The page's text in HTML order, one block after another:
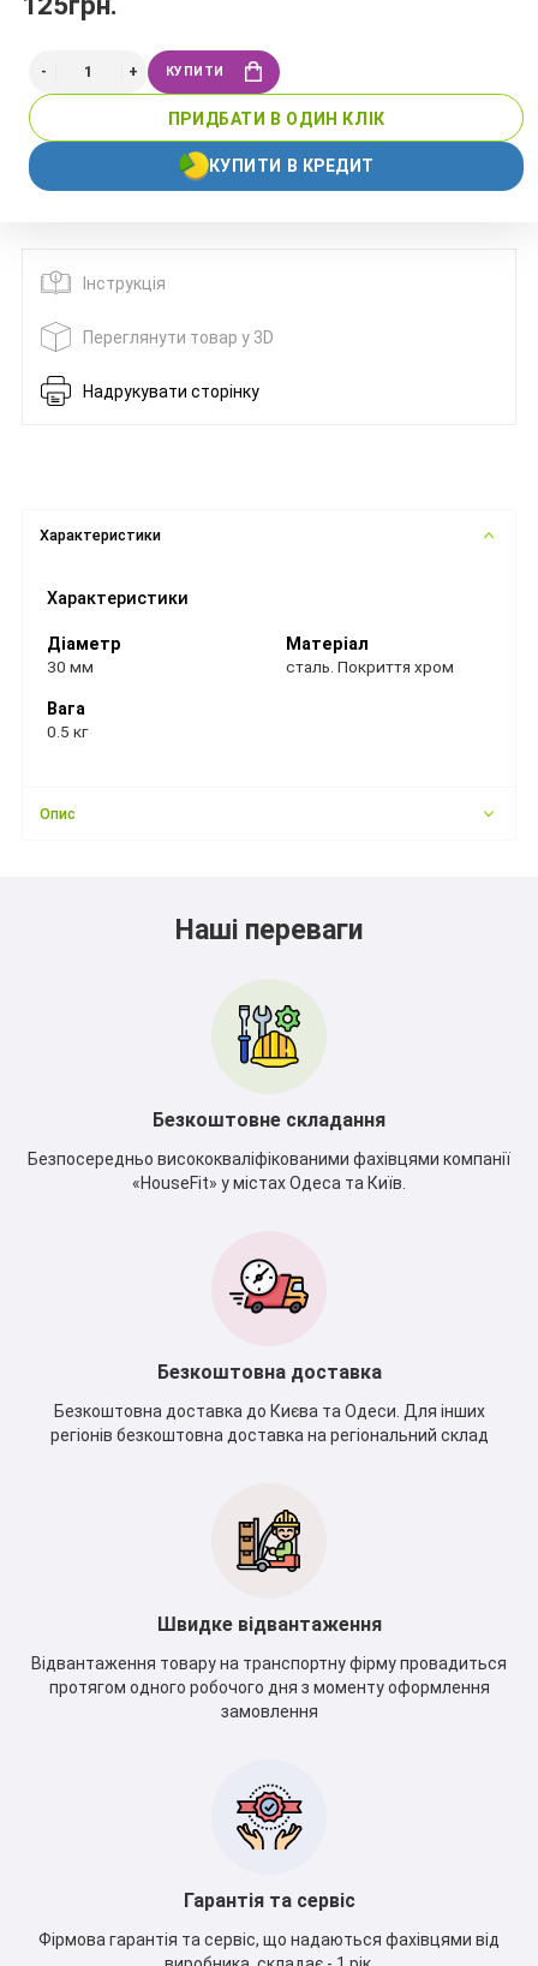
КУПИТИ
ПРИДБАТИ В ОДИН КЛІК
КУПИТИ В КРЕДИТ
Інструкція
Переглянути товар у 3D
Надрукувати сторінку
Характеристики
Характеристики
Діаметр
30 мм
Вага
0.5 кг
Матеріал
сталь. Покриття хром
Опис
Наші переваги
Безкоштовне складання
Безпосередньо висококваліфікованими фахівцями компанії
«HouseFit» у містах Одеса та Київ.
Безкоштовна доставка
Безкоштовна доставка до Києва та Одеси. Для інших
регіонів безкоштовна доставка на регіональний склад
Швидке відвантаження
Відвантаження товару на транспортну фірму провадиться
протягом одного робочого дня з моменту оформлення
замовлення
Гарантія та сервіс
Фірмова гарантія та сервіс, що надаються фахівцями від